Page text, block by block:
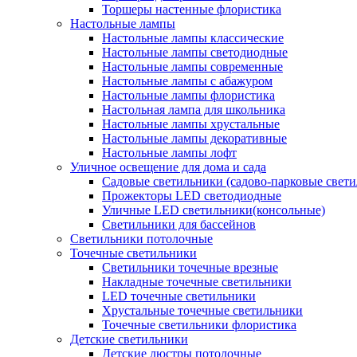
Торшеры настенные флористика
Настольные лампы
Настольные лампы классические
Настольные лампы светодиодные
Настольные лампы современные
Настольные лампы с абажуром
Настольные лампы флористика
Настольная лампа для школьника
Настольные лампы хрустальные
Настольные лампы декоративные
Настольные лампы лофт
Уличное освещение для дома и сада
Садовые светильники (садово-парковые
Прожекторы LED светодиодные
Уличные LED светильники(консольные)
Светильники для бассейнов
Светильники потолочные
Точечные светильники
Светильники точечные врезные
Накладные точечные светильники
LED точечные светильники
Хрустальные точечные светильники
Точечные светильники флористика
Детские светильники
Детские люстры потолочные